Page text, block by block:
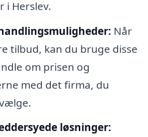
i Herslev.
Når
tilbud, kan du bruge disse
om prisen og
med det firma, du
løsninger: